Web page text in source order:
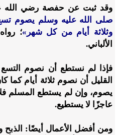
وقد ثبت عن حفصة رضي الله
صلى الله عليه وسلم يصوم
وثلاثة أيام من كل شهر»؛
الألباني.
فإذا لم نستطع أن نصوم
القليل أن نصوم ثلاثة أيام كما
يصوم، وإن لم يستطع المسلم
عاجزًا لا يستطيع.
ومن أفضل الأعمال أيضًا: الذبح